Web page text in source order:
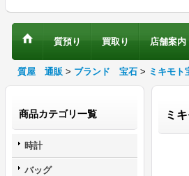
質預り 買取り 店舗案内
質屋 通販 > ブランド 宝石 > ミキモト
商品カテゴリ一覧
時計
バッグ
ミ